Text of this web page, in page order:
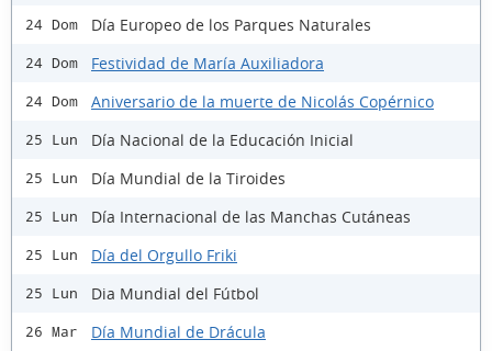
24 Dom Día Europeo de los Parques Naturales
24 Dom Festividad de María Auxiliadora
24 Dom Aniversario de la muerte de Nicolás Copérnico
25 Lun Día Nacional de la Educación Inicial
25 Lun Día Mundial de la Tiroides
25 Lun Día Internacional de las Manchas Cutáneas
25 Lun Día del Orgullo Friki
25 Lun Dia Mundial del Fútbol
26 Mar Día Mundial de Drácula